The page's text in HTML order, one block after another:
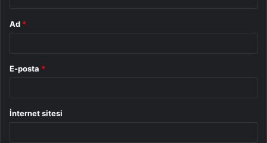
Ad *
E-posta *
İnternet sitesi